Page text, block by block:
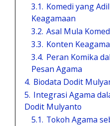
3.1. Komedi yang
Keagamaan
3.2. Asal Mula
3.3. Konten
3.4. Peran Komika
Pesan Agama
4. Biodata Dodit
5. Integrasi Agama
Dodit Mulyanto
5.1. Tokoh Agama